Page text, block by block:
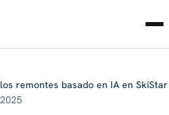
remontes basado en IA en SkiStar